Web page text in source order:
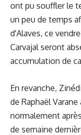
ont pu souffler le
un peu de temps
d'Alaves, ce
Carvajal seront
accumulation de
En revanche,
de Raphaël
normalement
de semaine